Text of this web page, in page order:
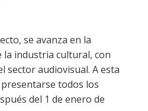
se avanza en la
industria cultural, con
sector audiovisual. A esta
todos los
del 1 de enero de